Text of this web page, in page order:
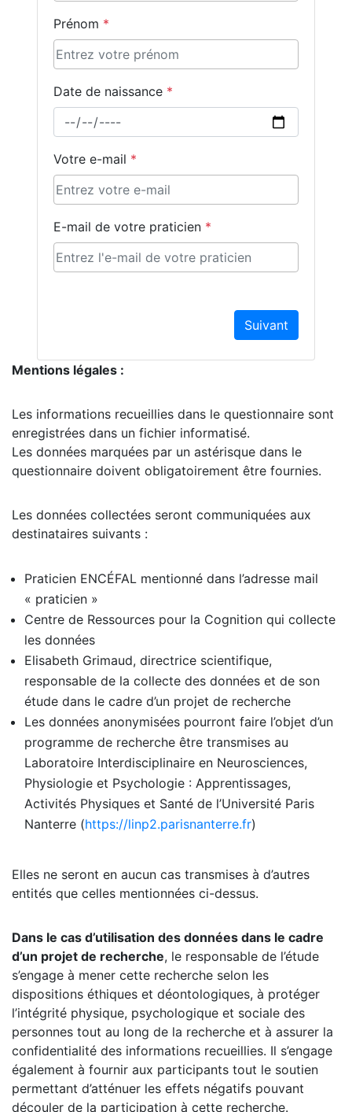
Prénom *
Date de naissance *
Votre e-mail *
E-mail de votre praticien *
Loading...
Suivant
Mentions légales :
Les informations recueillies dans le questionnaire sont
enregistrées dans un fichier informatisé.
Les données marquées par un astérisque dans le
questionnaire doivent obligatoirement être fournies.
Les données collectées seront communiquées aux
destinataires suivants :
Praticien ENCÉFAL mentionné dans l’adresse mail
« praticien »
Centre de Ressources pour la Cognition qui collecte
les données
Elisabeth Grimaud, directrice scientifique,
responsable de la collecte des données et de son
étude dans le cadre d’un projet de recherche
Les données anonymisées pourront faire l’objet d’un
programme de recherche être transmises au
Laboratoire Interdisciplinaire en Neurosciences,
Physiologie et Psychologie : Apprentissages,
Activités Physiques et Santé de l’Université Paris
Nanterre (https://linp2.parisnanterre.fr)
Elles ne seront en aucun cas transmises à d’autres
entités que celles mentionnées ci-dessus.
Dans le cas d’utilisation des données dans le cadre
d’un projet de recherche, le responsable de l’étude
s’engage à mener cette recherche selon les
dispositions éthiques et déontologiques, à protéger
l’intégrité physique, psychologique et sociale des
personnes tout au long de la recherche et à assurer la
confidentialité des informations recueillies. Il s’engage
également à fournir aux participants tout le soutien
permettant d’atténuer les effets négatifs pouvant
découler de la participation à cette recherche.